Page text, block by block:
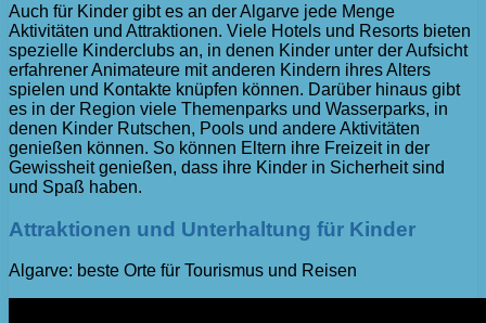
Auch für Kinder gibt es an der Algarve jede Menge
Aktivitäten und Attraktionen. Viele Hotels und Resorts bieten
spezielle Kinderclubs an, in denen Kinder unter der Aufsicht
erfahrener Animateure mit anderen Kindern ihres Alters
spielen und Kontakte knüpfen können. Darüber hinaus gibt
es in der Region viele Themenparks und Wasserparks, in
denen Kinder Rutschen, Pools und andere Aktivitäten
genießen können. So können Eltern ihre Freizeit in der
Gewissheit genießen, dass ihre Kinder in Sicherheit sind
und Spaß haben.
Attraktionen und Unterhaltung für Kinder
Algarve: beste Orte für Tourismus und Reisen